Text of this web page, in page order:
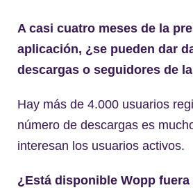
A casi cuatro meses de la
aplicación, ¿se pueden dar
descargas o seguidores de
Hay más de 4.000 usuarios
número de descargas es
interesan los usuarios activos.
¿Está disponible Wopp fuera